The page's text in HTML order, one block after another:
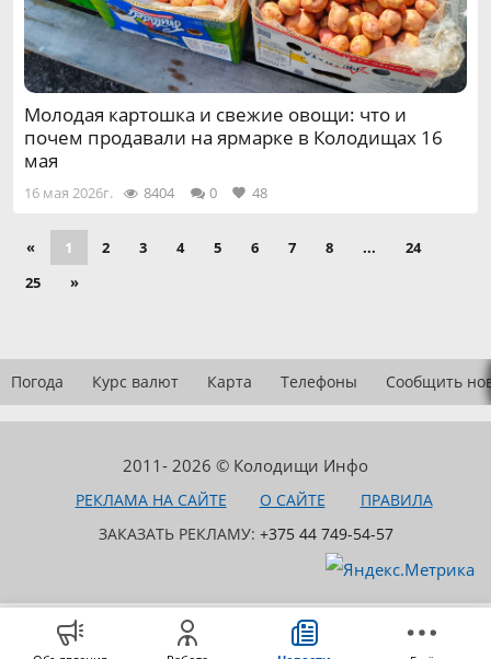
Молодая картошка и свежие овощи: что и
почем продавали на ярмарке в Колодищах 16
мая
16 мая 2026г. 8404 0 48
« 1 2 3 4 5 6 7 8 ...
24
25
»
Погода Курс валют Карта Телефоны Сообщить
2011- 2026 © Колодищи Инфо
РЕКЛАМА НА САЙТЕ О САЙТЕ
ПРАВИЛА
ЗАКАЗАТЬ РЕКЛАМУ: +375 44 749-54-57